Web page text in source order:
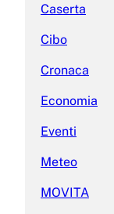
Caserta
Cibo
Cronaca
Economia
Eventi
Meteo
MOVITA